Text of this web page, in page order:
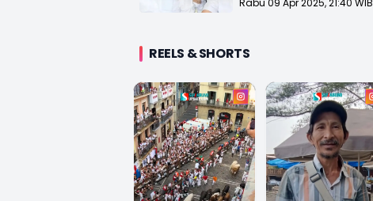
Rabu 09 Apr 2025, 21:40 WIB
REELS & SHORTS